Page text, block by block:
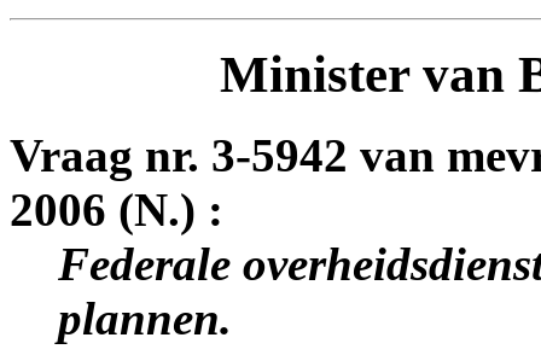
Minister van
Vraag nr. 3-5942 van
2006 (N.) :
Federale
plannen.